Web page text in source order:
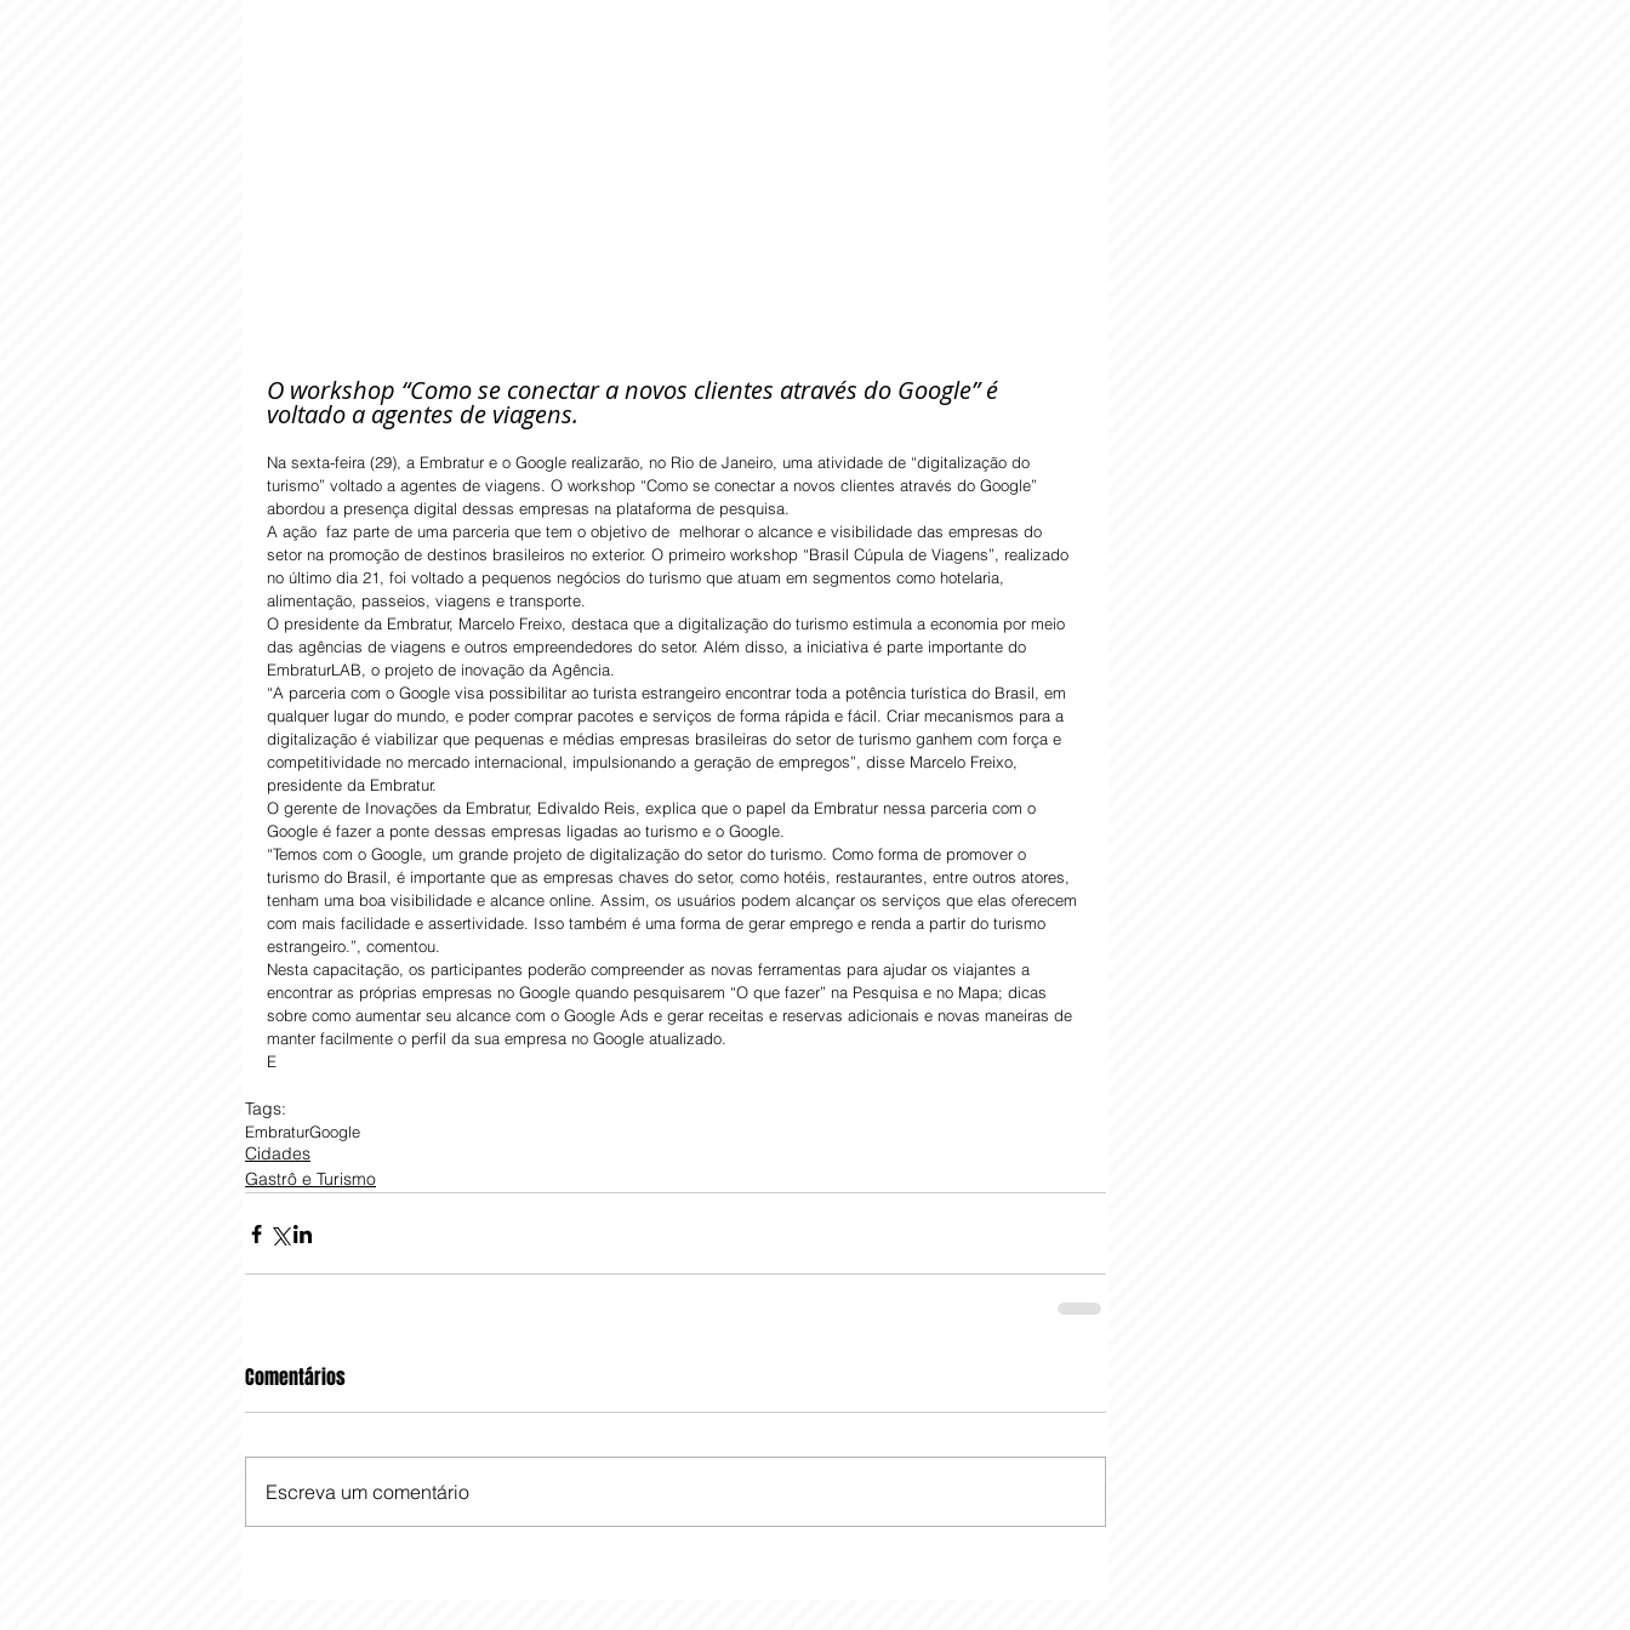
O workshop “Como se conectar a novos clientes através do Google” é
voltado a agentes de viagens.
Na sexta-feira (29), a Embratur e o Google realizarão, no Rio de Janeiro, uma atividade de “digitalização do
turismo” voltado a agentes de viagens. O workshop “Como se conectar a novos clientes através do Google”
abordou a presença digital dessas empresas na plataforma de pesquisa.
A ação  faz parte de uma parceria que tem o objetivo de  melhorar o alcance e visibilidade das empresas do
setor na promoção de destinos brasileiros no exterior. O primeiro workshop “Brasil Cúpula de Viagens”, realizado
no último dia 21, foi voltado a pequenos negócios do turismo que atuam em segmentos como hotelaria,
alimentação, passeios, viagens e transporte.
O presidente da Embratur, Marcelo Freixo, destaca que a digitalização do turismo estimula a economia por meio
das agências de viagens e outros empreendedores do setor. Além disso, a iniciativa é parte importante do
EmbraturLAB, o projeto de inovação da Agência.
“A parceria com o Google visa possibilitar ao turista estrangeiro encontrar toda a potência turística do Brasil, em
qualquer lugar do mundo, e poder comprar pacotes e serviços de forma rápida e fácil. Criar mecanismos para a
digitalização é viabilizar que pequenas e médias empresas brasileiras do setor de turismo ganhem com força e
competitividade no mercado internacional, impulsionando a geração de empregos”, disse Marcelo Freixo,
presidente da Embratur.
O gerente de Inovações da Embratur, Edivaldo Reis, explica que o papel da Embratur nessa parceria com o
Google é fazer a ponte dessas empresas ligadas ao turismo e o Google.
“Temos com o Google, um grande projeto de digitalização do setor do turismo. Como forma de promover o
turismo do Brasil, é importante que as empresas chaves do setor, como hotéis, restaurantes, entre outros atores,
tenham uma boa visibilidade e alcance online. Assim, os usuários podem alcançar os serviços que elas oferecem
com mais facilidade e assertividade. Isso também é uma forma de gerar emprego e renda a partir do turismo
estrangeiro.”, comentou.
Nesta capacitação, os participantes poderão compreender as novas ferramentas para ajudar os viajantes a
encontrar as próprias empresas no Google quando pesquisarem “O que fazer” na Pesquisa e no Mapa; dicas
sobre como aumentar seu alcance com o Google Ads e gerar receitas e reservas adicionais e novas maneiras de
manter facilmente o perfil da sua empresa no Google atualizado.
E
Tags:
EmbraturGoogle
Cidades
Gastrô e Turismo
Comentários
Escreva um comentário